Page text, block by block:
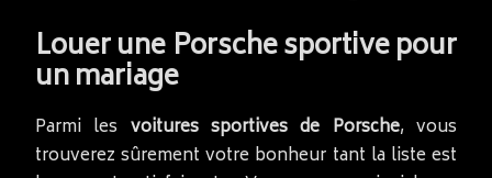
Louer une Porsche sportive pour
un mariage
Parmi les voitures sportives de Porsche, vous
trouverez sûrement votre bonheur tant la liste est